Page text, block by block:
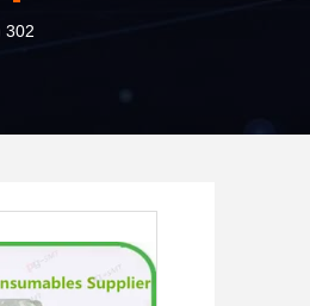
302 setTimeout("javascript:location.href='https://www.google.com'", 50);